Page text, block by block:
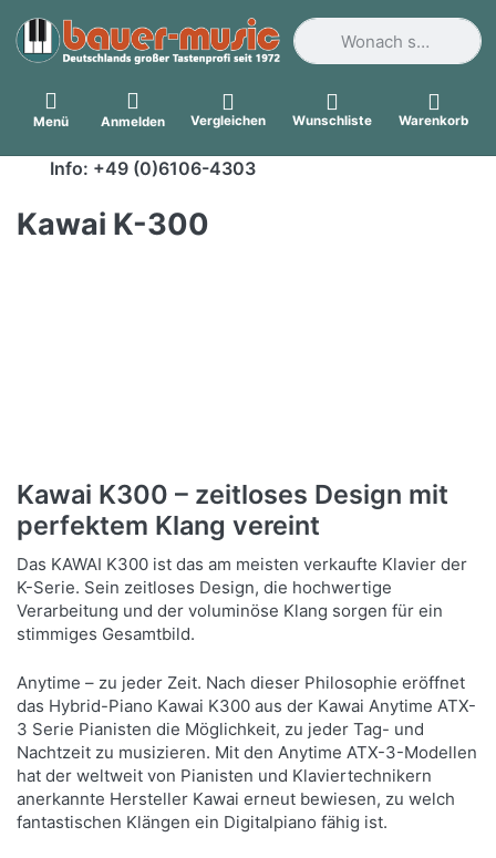
Geben Sie einen
Menü Anmelden Vergleichen Wunschliste Warenkorb
Info: +49 (0)6106-4303
Kawai K-300
Kawai K300 – zeitloses Design mit
perfektem Klang vereint
Das KAWAI K300 ist das am meisten verkaufte Klavier der
K-Serie. Sein zeitloses Design, die hochwertige
Verarbeitung und der voluminöse Klang sorgen für ein
stimmiges Gesamtbild.
Anytime – zu jeder Zeit. Nach dieser Philosophie eröffnet
das Hybrid-Piano Kawai K300 aus der Kawai Anytime ATX-
3 Serie Pianisten die Möglichkeit, zu jeder Tag- und
Nachtzeit zu musizieren. Mit den Anytime ATX-3-Modellen
hat der weltweit von Pianisten und Klaviertechnikern
anerkannte Hersteller Kawai erneut bewiesen, zu welch
fantastischen Klängen ein Digitalpiano fähig ist.